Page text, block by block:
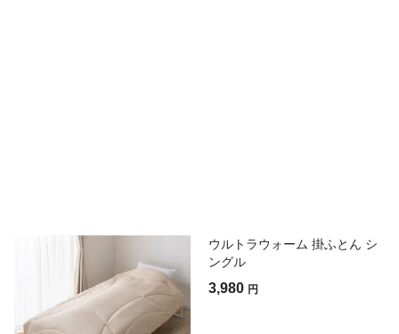
ウルトラウォーム 掛ふとん シ
ングル
3,980 円